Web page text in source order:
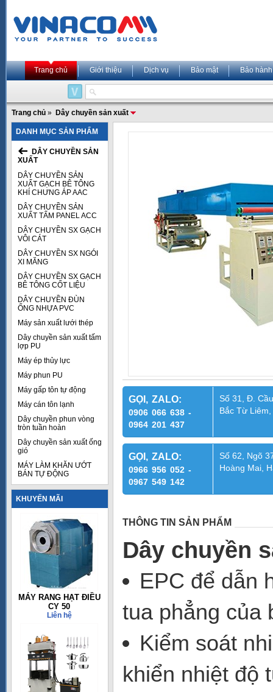
Trang chủ Giới thiệu Dịch vụ Bảo mật Bảo hành
Trang chủ » Dây chuyền sản xuất
DANH MỤC SẢN PHẨM
DÂY CHUYỀN SẢN
XUẤT
DÂY CHUYỀN SẢN
XUẤT GẠCH BÊ TÔNG
KHÍ CHƯNG ÁP AAC
DÂY CHUYỀN SẢN
XUẤT TẤM PANEL ACC
DÂY CHUYỀN SX GẠCH
VÔI CÁT
DÂY CHUYỀN SX NGÓI
XI MĂNG
DÂY CHUYỀN SX GẠCH
BÊ TÔNG CỐT LIỆU
DÂY CHUYỀN ĐÙN
ỐNG NHỰA PVC
Máy sản xuất lưới thép
Dây chuyền sản xuất tấm
lợp PU
Máy ép thủy lực
Máy phun PU
Máy gấp tôn tự động
Máy cán tôn lạnh
Dây chuyền phun vòng
tròn tuần hoàn
Dây chuyền sản xuất ống
gió
MÁY LÀM KHĂN ƯỚT
BÁN TỰ ĐỘNG
KHUYẾN MÃI
MÁY RANG HẠT ĐIỀU
CY 50
Liên hệ
GỌI, ZALO:
0906 066 638 -
0964 201 437
Số 31, Đ.
Bắc Từ
GỌI, ZALO:
0966 956 052 -
0967 549 142
Số 62, Ngõ
Hoàng Mai,
THÔNG TIN SẢN PHẨM
Dây chuyền
EPC để dẫn
tua phẳng của
Kiểm soát
khiển nhiệt độ